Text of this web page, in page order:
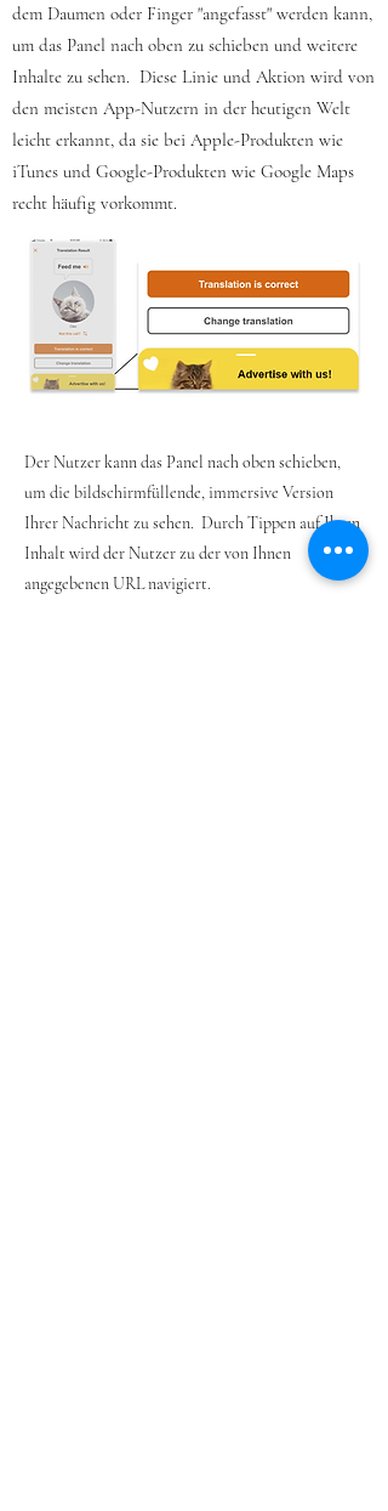
dem Daumen oder Finger "angefasst" werden kann,
um das Panel nach oben zu schieben und weitere
Inhalte zu sehen. Diese Linie und Aktion wird von
den meisten App-Nutzern in der heutigen Welt
leicht erkannt, da sie bei Apple-Produkten wie
iTunes und Google-Produkten wie Google Maps
recht häufig vorkommt.
Der Nutzer kann das Panel nach oben schieben,
um die bildschirmfüllende, immersive Version
Ihrer Nachricht zu sehen. Durch Tippen auf Ihren
Inhalt wird der Nutzer zu der von Ihnen
angegebenen URL navigiert.